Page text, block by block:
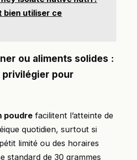
bien utiliser ce
ou aliments solides :
pour
poudre facilitent l’atteinte de
quotidien, surtout si
limité ou des horaires
standard de 30 grammes